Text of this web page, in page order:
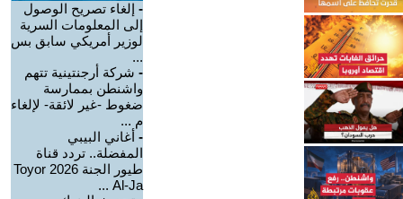
- إلغاء تصريح الوصول
إلى المعلومات السرية
لوزير أمريكي سابق بس
...
- شركة أرجنتينية تتهم
واشنطن بممارسة
ضغوط -غير لائقة- لإلغاء
م ...
- أغاني البيبي
المفضلة.. تردد قناة
طيور الجنة 2026 Toyor
Al-Ja ...